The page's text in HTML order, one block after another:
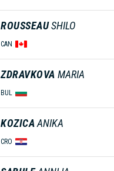
ROUSSEAUSHILO
CAN
ZDRAVKOVA MARIA
BUL
KOZICAANIKA
CRO